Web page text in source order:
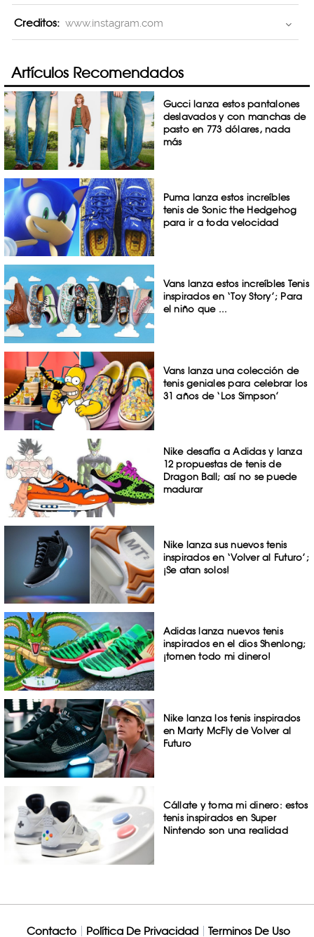
Creditos: www.instagram.com
Artículos Recomendados
Gucci lanza estos pantalones
deslavados y con manchas de
pasto en 773 dólares, nada
más
Puma lanza estos increíbles
tenis de Sonic the Hedgehog
para ir a toda velocidad
Vans lanza estos increíbles Tenis
inspirados en ‘Toy Story’; Para
el niño que ...
Vans lanza una colección de
tenis geniales para celebrar los
31 años de ‘Los Simpson’
Nike desafía a Adidas y lanza
12 propuestas de tenis de
Dragon Ball; así no se puede
madurar
Nike lanza sus nuevos tenis
inspirados en ‘Volver al Futuro’;
¡Se atan solos!
Adidas lanza nuevos tenis
inspirados en el dios Shenlong;
¡tomen todo mi dinero!
Nike lanza los tenis inspirados
en Marty McFly de Volver al
Futuro
Cállate y toma mi dinero: estos
tenis inspirados en Super
Nintendo son una realidad
Contacto Política De Privacidad Terminos De Uso